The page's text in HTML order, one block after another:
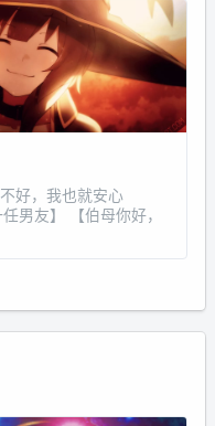
不好，我也就安心
男友】 【伯母你好，